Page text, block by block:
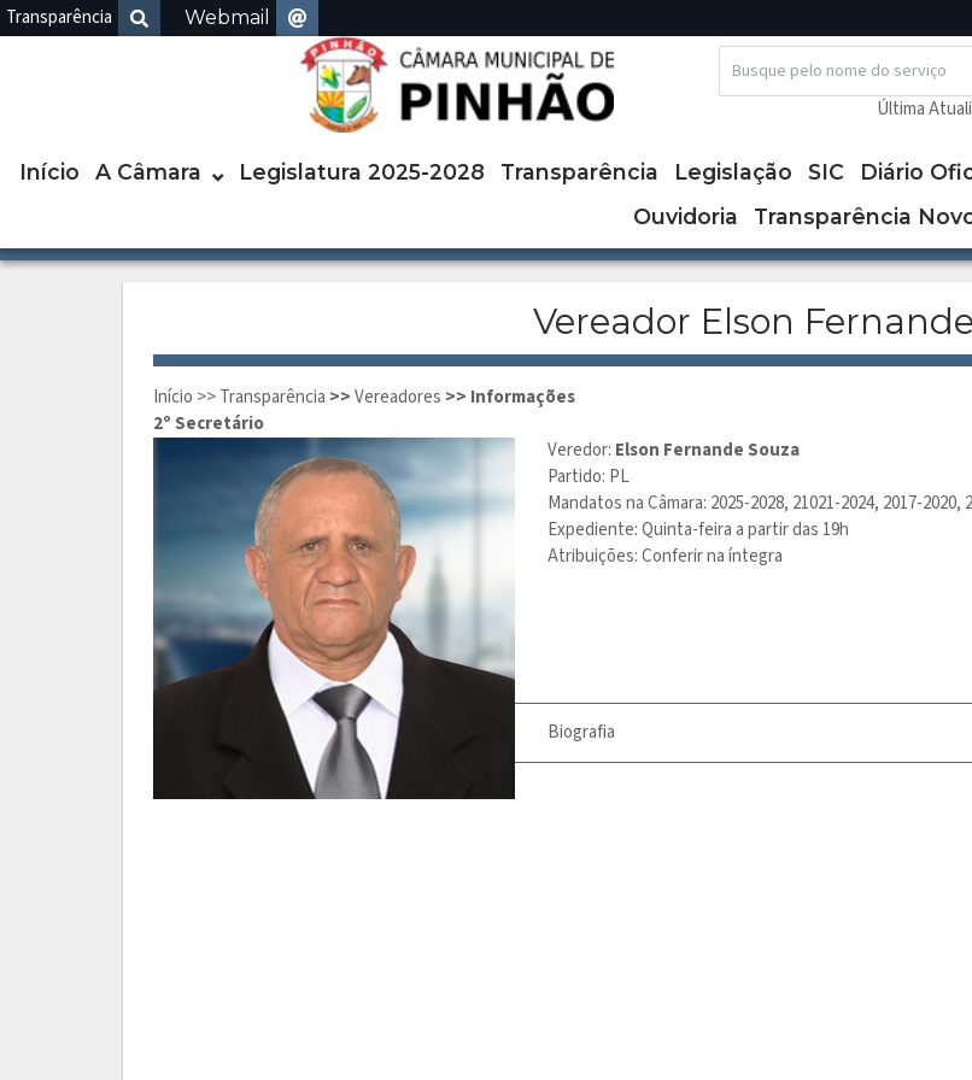
Skip
to
Transparência Webmail
Home
for:
Última
Início A Câmara Legislatura 2025-2028 Transparência Legislação SIC Diário
Ouvidoria
Transparência
Vereador Elson
Início >>Transparência >>Vereadores >> Informações
2º Secretário
Veredor: Elson Fernande Souza
Partido: PL
Mandatos na Câmara: 2025-2028, 21021-2024, 2017-2020,
Expediente: Quinta-feira a partir das 19h
Atribuições:Conferir na íntegra
Biografia